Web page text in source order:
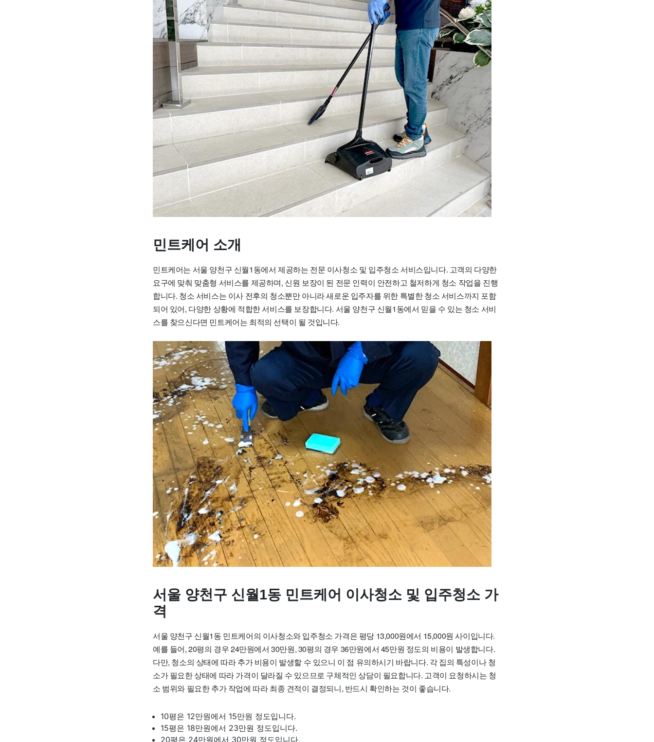
민트케어 소개
민트케어는 서울 양천구 신월1동에서 제공하는 전문 이사청소 및 입주청소 서비스입니다. 고객의 다양한
요구에 맞춰 맞춤형 서비스를 제공하며, 신원 보장이 된 전문 인력이 안전하고 철저하게 청소 작업을 진행
합니다. 청소 서비스는 이사 전후의 청소뿐만 아니라 새로운 입주자를 위한 특별한 청소 서비스까지 포함
되어 있어, 다양한 상황에 적합한 서비스를 보장합니다. 서울 양천구 신월1동에서 믿을 수 있는 청소 서비
스를 찾으신다면 민트케어는 최적의 선택이 될 것입니다.
서울 양천구 신월1동 민트케어 이사청소 및 입주청소 가
격
서울 양천구 신월1동 민트케어의 이사청소와 입주청소 가격은 평당 13,000원에서 15,000원 사이입니다.
예를 들어, 20평의 경우 24만원에서 30만원, 30평의 경우 36만원에서 45만원 정도의 비용이 발생합니다.
다만, 청소의 상태에 따라 추가 비용이 발생할 수 있으니 이 점 유의하시기 바랍니다. 각 집의 특성이나 청
소가 필요한 상태에 따라 가격이 달라질 수 있으므로 구체적인 상담이 필요합니다. 고객이 요청하시는 청
소 범위와 필요한 추가 작업에 따라 최종 견적이 결정되니, 반드시 확인하는 것이 좋습니다.
10평은 12만원에서 15만원 정도입니다.
15평은 18만원에서 23만원 정도입니다.
20평은 24만원에서 30만원 정도입니다.